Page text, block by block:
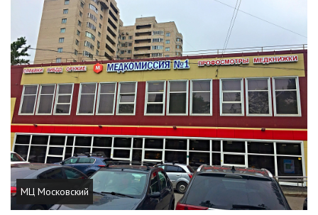
МЦ Московский